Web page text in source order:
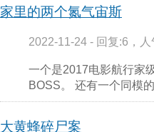
家里的两个氮气宙斯
2022-11-24 - 回复:6，
一个是2017电影航行家
BOSS。 还有一个同模
大黄蜂碎尸案